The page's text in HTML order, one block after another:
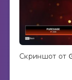
Скриншот от